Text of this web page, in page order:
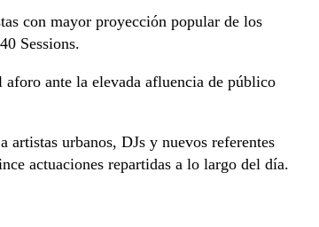
con mayor proyección popular de los
Sessions.
aforo ante la elevada afluencia de público
urbanos, DJs y nuevos referentes
actuaciones repartidas a lo largo del día.